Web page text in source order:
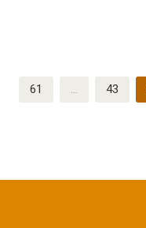
43
…
61